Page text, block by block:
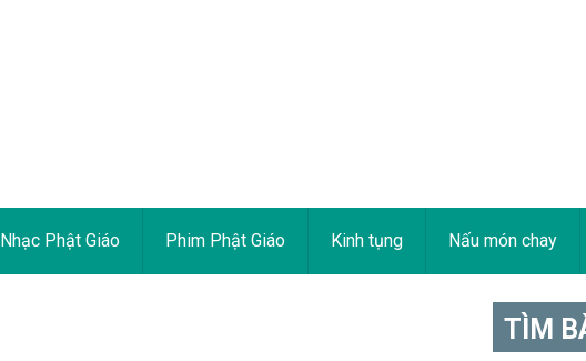
Nhạc Phật Giáo Phim Phật Giáo Kinh tụng Nấu món chay
TÌM